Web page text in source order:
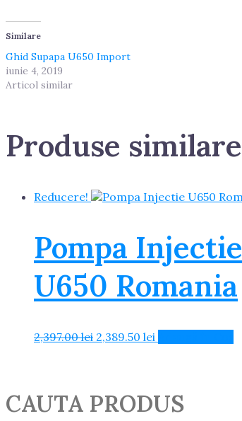
Similare
Ghid Supapa U650 Import
iunie 4, 2019
Articol similar
Produse similare
Reducere!
Pompa Injectie
U650 Romania
2,397.00lei Prețul
2,397.00 lei.
2,389.50 lei
CAUTA PRODUS